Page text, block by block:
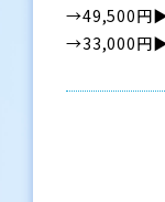
→49,500円
→33,000円▶